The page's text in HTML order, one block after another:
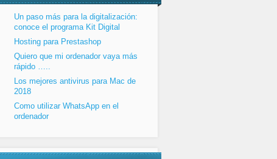
Un paso más para la digitalización:
conoce el programa Kit Digital
Hosting para Prestashop
Quiero que mi ordenador vaya más
rápido …..
Los mejores antivirus para Mac de
2018
Como utilizar WhatsApp en el
ordenador